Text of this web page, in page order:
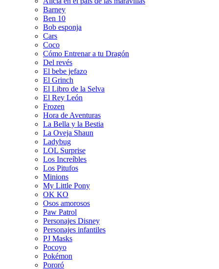
Barney
Ben 10
Bob esponja
Cars
Coco
Cómo Entrenar a tu Dragón
Del revés
El bebe jefazo
El Grinch
El Libro de la Selva
El Rey León
Frozen
Hora de Aventuras
La Bella y la Bestia
La Oveja Shaun
Ladybug
LOL Surprise
Los Increíbles
Los Pitufos
Minions
My Little Pony
OK KO
Osos amorosos
Paw Patrol
Personajes Disney
Personajes infantiles
PJ Masks
Pocoyo
Pokémon
Pororó